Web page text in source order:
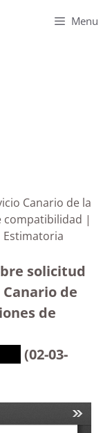
Menu
Canario de la
compatibilidad |
Estimatoria
solicitud
de
de
(02-03-